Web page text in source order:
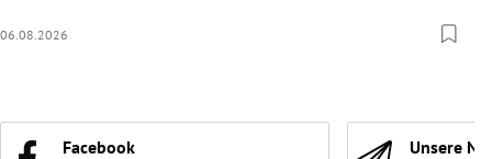
06.08.2026
Facebook Unsere